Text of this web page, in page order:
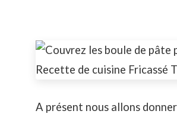
A présent nous allons